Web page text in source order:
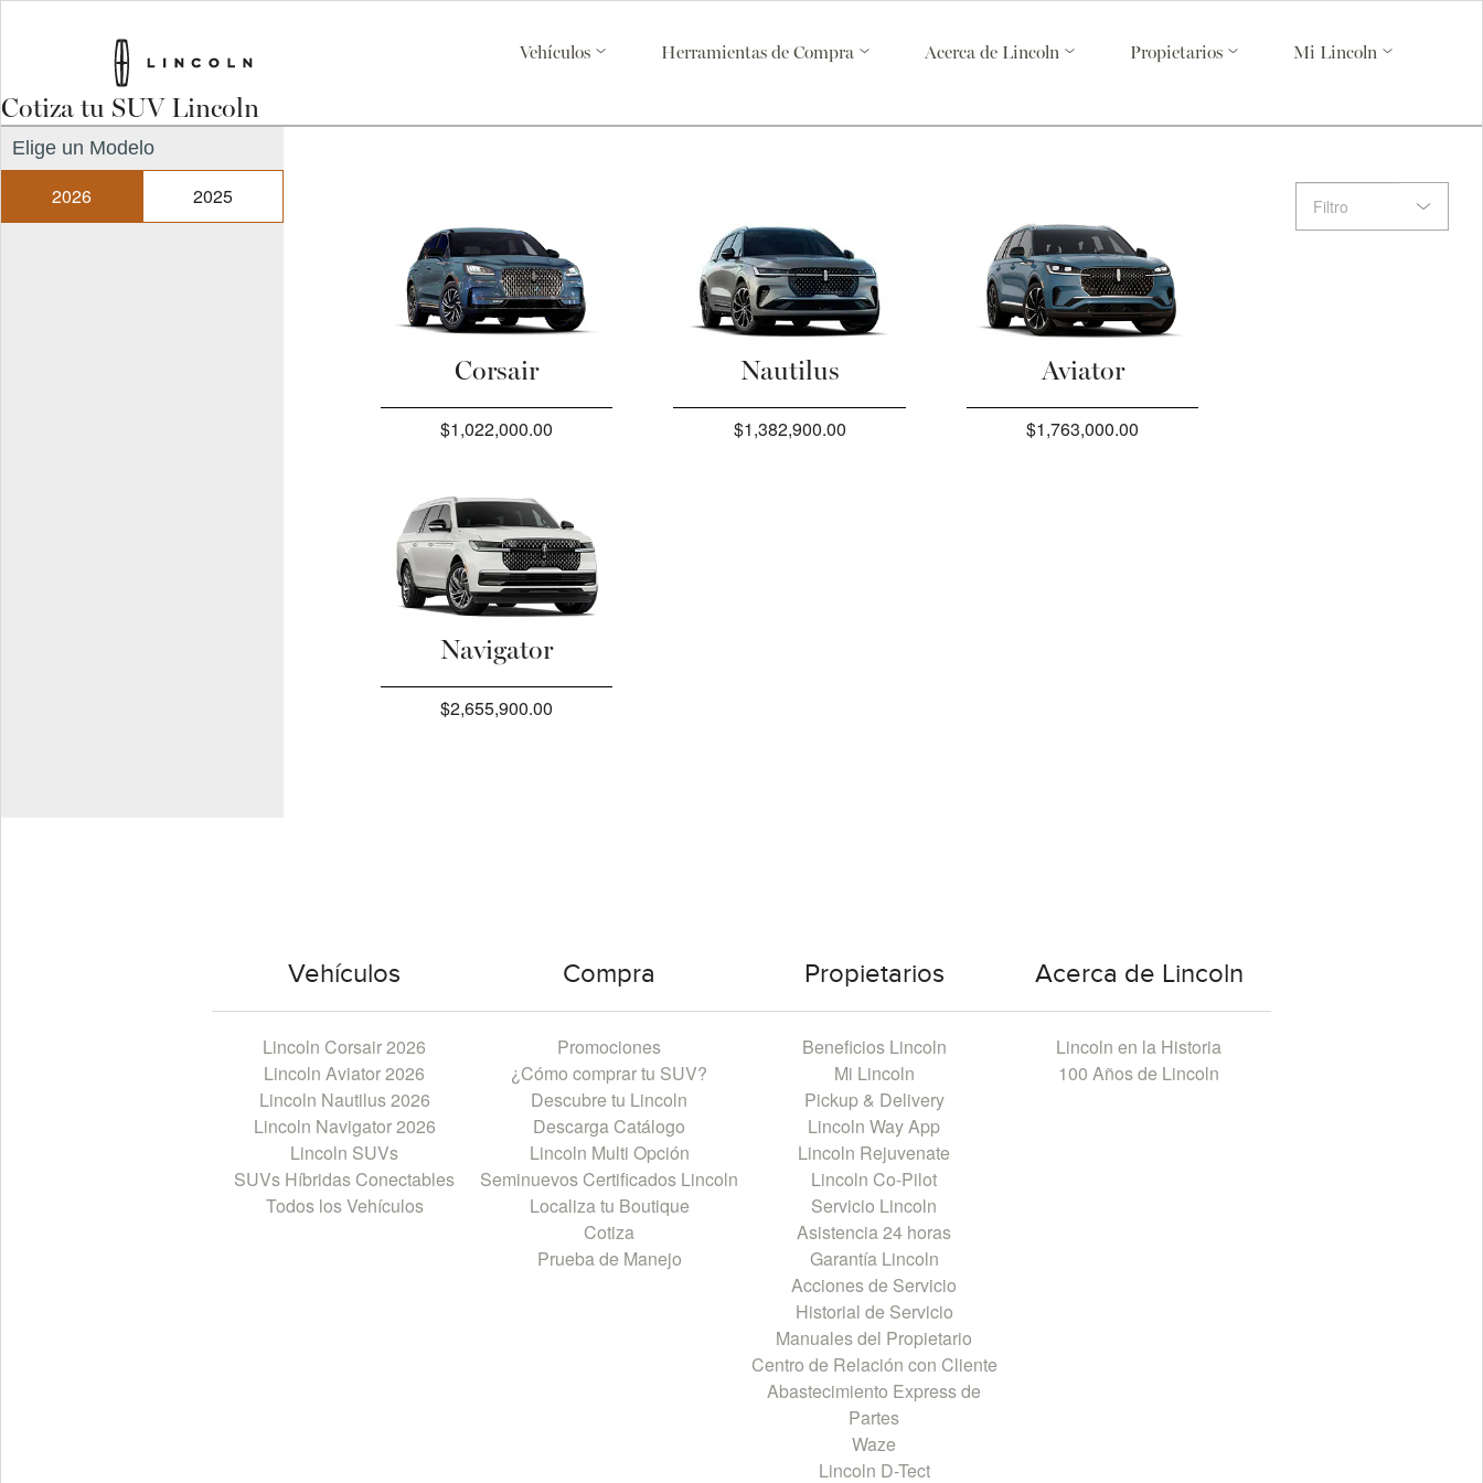
Vehículos Herramientas de Compra Acerca de Lincoln Propietarios Mi Lincoln
Cotiza tu SUV Lincoln
Elige un Modelo
2026 2025
Corsair
$1,022,000.00
Nautilus
$1,382,900.00
Aviator
$1,763,000.00
Navigator
$2,655,900.00
Vehículos
Lincoln Corsair 2026
Lincoln Aviator 2026
Lincoln Nautilus 2026
Lincoln Navigator 2026
Lincoln SUVs
SUVs Híbridas Conectables
Todos los Vehículos
Compra
Promociones
¿Cómo comprar tu SUV?
Descubre tu Lincoln
Descarga Catálogo
Lincoln Multi Opción
Seminuevos Certificados Lincoln
Localiza tu Boutique
Cotiza
Prueba de Manejo
Propietarios
Beneficios Lincoln
Mi Lincoln
Pickup & Delivery
Lincoln Way App
Lincoln Rejuvenate
Lincoln Co-Pilot
Servicio Lincoln
Asistencia 24 horas
Garantía Lincoln
Acciones de Servicio
Historial de Servicio
Manuales del Propietario
Centro de Relación con Cliente
Abastecimiento Express de
Partes
Waze
Lincoln D-Tect
Acerca de Lincoln
Lincoln en la Historia
100 Años de Lincoln